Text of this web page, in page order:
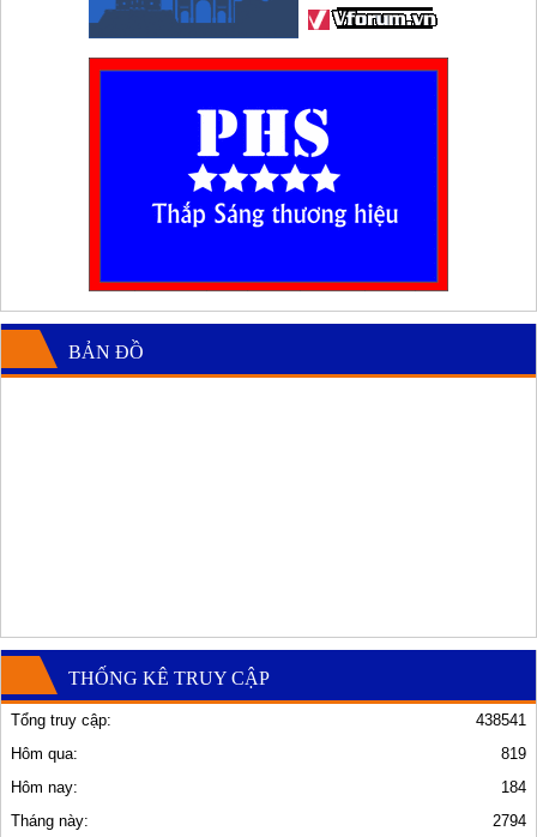
BẢN ĐỒ
THỐNG KÊ TRUY CẬP
438541
Tổng truy cập:
819
Hôm qua:
184
Hôm nay:
2794
Tháng này: